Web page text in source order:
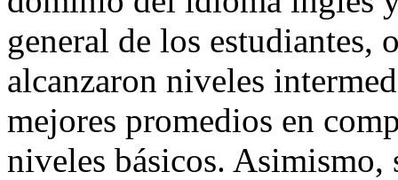
general de los estudiantes,
alcanzaron niveles
mejores promedios en
niveles básicos.